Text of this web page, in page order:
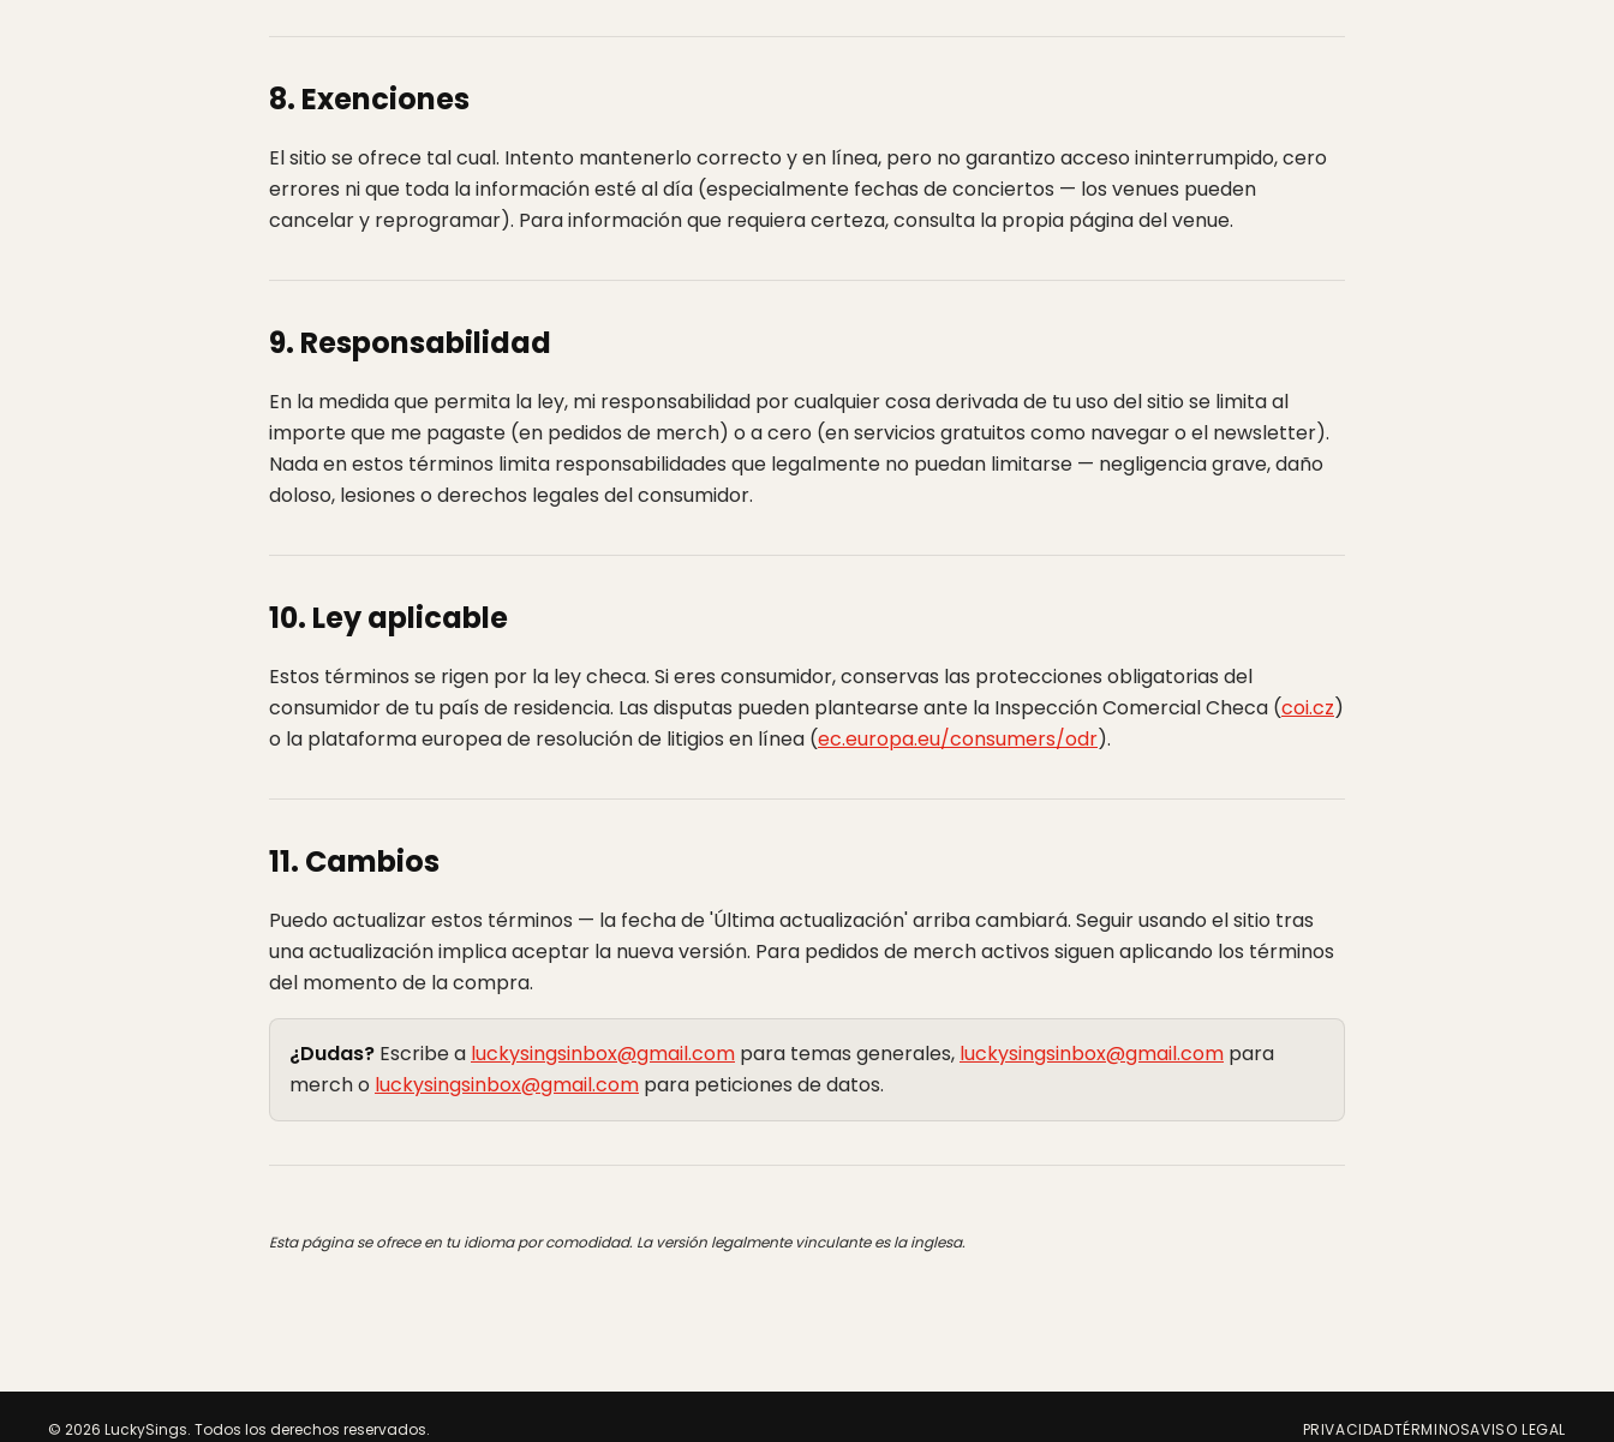
8. Exenciones
El sitio se ofrece tal cual. Intento mantenerlo correcto y en línea, pero no garantizo acceso ininterrumpido, cero
errores ni que toda la información esté al día (especialmente fechas de conciertos — los venues pueden
cancelar y reprogramar). Para información que requiera certeza, consulta la propia página del venue.
9. Responsabilidad
En la medida que permita la ley, mi responsabilidad por cualquier cosa derivada de tu uso del sitio se limita al
importe que me pagaste (en pedidos de merch) o a cero (en servicios gratuitos como navegar o el newsletter).
Nada en estos términos limita responsabilidades que legalmente no puedan limitarse — negligencia grave, daño
doloso, lesiones o derechos legales del consumidor.
10. Ley aplicable
Estos términos se rigen por la ley checa. Si eres consumidor, conservas las protecciones obligatorias del
consumidor de tu país de residencia. Las disputas pueden plantearse ante la Inspección Comercial Checa (coi.cz)
o la plataforma europea de resolución de litigios en línea (ec.europa.eu/consumers/odr).
11. Cambios
Puedo actualizar estos términos — la fecha de 'Última actualización' arriba cambiará. Seguir usando el sitio tras
una actualización implica aceptar la nueva versión. Para pedidos de merch activos siguen aplicando los términos
del momento de la compra.
¿Dudas? Escribe a luckysingsinbox@gmail.com para temas generales, luckysingsinbox@gmail.com para
merch o luckysingsinbox@gmail.com para peticiones de datos.
Esta página se ofrece en tu idioma por comodidad. La versión legalmente vinculante es la inglesa.
© 2026 LuckySings. Todos los derechos reservados. PRIVACIDADTÉRMINOSAVISO LEGAL